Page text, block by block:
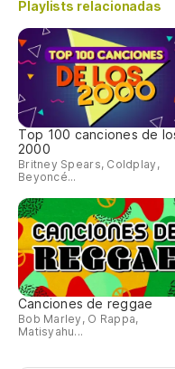
Playlists relacionadas
Top 100 canciones de
2000
Britney Spears, Coldplay,
Beyoncé...
Canciones de reggae
Bob Marley, O Rappa,
Matisyahu...